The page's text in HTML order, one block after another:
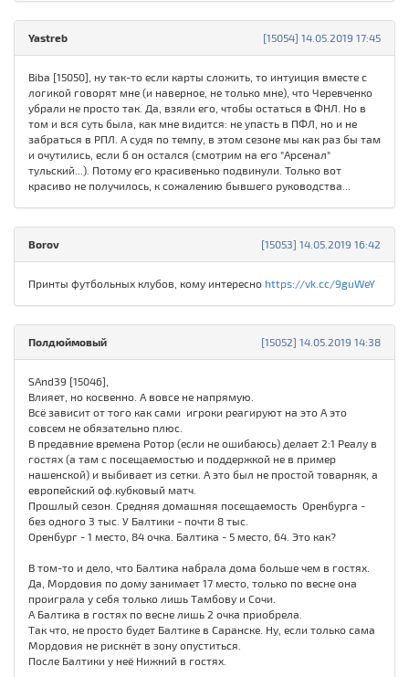
[15054] 14.05.2019 17:45
Yastreb
Biba [15050], ну так-то если карты сложить, то интуиция вместе с
логикой говорят мне (и наверное, не только мне), что Черевченко
убрали не просто так. Да, взяли его, чтобы остаться в ФНЛ. Но в
том и вся суть была, как мне видится: не упасть в ПФЛ, но и не
забраться в РПЛ. А судя по темпу, в этом сезоне мы как раз бы там
и очутились, если б он остался (смотрим на его "Арсенал"
тульский...). Потому его красивенько подвинули. Только вот
красиво не получилось, к сожалению бывшего руководства...
[15053] 14.05.2019 16:42
Borov
Принты футбольных клубов, кому интересно https://vk.cc/9guWeY
[15052] 14.05.2019 14:38
Полдюймовый
SAnd39 [15046],
Влияет, но косвенно. А вовсе не напрямую.
Всё зависит от того как сами игроки реагируют на это А это
совсем не обязательно плюс.
В предавние времена Ротор (если не ошибаюсь) делает 2:1 Реалу в
гостях (а там с посещаемостью и поддержкой не в пример
нашенской) и выбивает из сетки. А это был не простой товарняк, а
европейский оф.кубковый матч.
Прошлый сезон. Средняя домашняя посещаемость Оренбурга -
без одного 3 тыс. У Балтики - почти 8 тыс.
Оренбург - 1 место, 84 очка. Балтика - 5 место, 64. Это как?
В том-то и дело, что Балтика набрала дома больше чем в гостях.
Да, Мордовия по дому занимает 17 место, только по весне она
проиграла у себя только лишь Тамбову и Сочи.
А Балтика в гостях по весне лишь 2 очка приобрела.
Так что, не просто будет Балтике в Саранске. Ну, если только сама
Мордовия не рискнёт в зону опуститься.
После Балтики у неё Нижний в гостях.